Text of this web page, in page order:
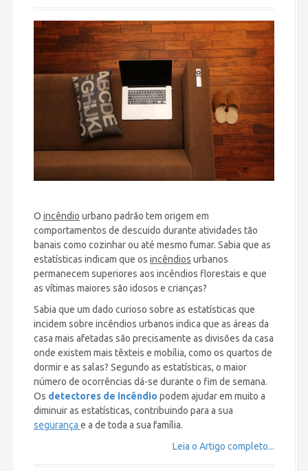
O incêndio urbano padrão tem origem em
comportamentos de descuido durante atividades tão
banais como cozinhar ou até mesmo fumar. Sabia que as
estatísticas indicam que os incêndios urbanos
permanecem superiores aos incêndios florestais e que
as vítimas maiores são idosos e crianças?
Sabia que um dado curioso sobre as estatísticas que
incidem sobre incêndios urbanos indica que as áreas da
casa mais afetadas são precisamente as divisões da casa
onde existem mais têxteis e mobília, como os quartos de
dormir e as salas? Segundo as estatísticas, o maior
número de ocorrências dá-se durante o fim de semana.
Os detectores de incêndio podem ajudar em muito a
diminuir as estatísticas, contribuindo para a sua
segurança e a de toda a sua família.
Leia o Artigo completo...